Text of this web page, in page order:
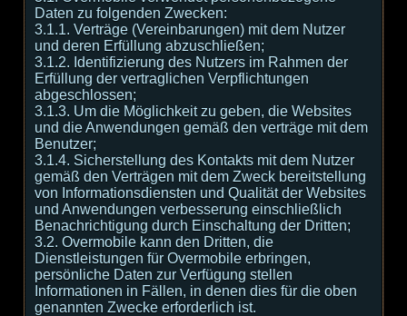
Daten zu folgenden Zwecken:
3.1.1. Verträge (Vereinbarungen) mit dem Nutzer
und deren Erfüllung abzuschließen;
3.1.2. Identifizierung des Nutzers im Rahmen der
Erfüllung der vertraglichen Verpflichtungen
abgeschlossen;
3.1.3. Um die Möglichkeit zu geben, die Websites
und die Anwendungen gemäß den verträge mit dem
Benutzer;
3.1.4. Sicherstellung des Kontakts mit dem Nutzer
gemäß den Verträgen mit dem Zweck bereitstellung
von Informationsdiensten und Qualität der Websites
und Anwendungen verbesserung einschließlich
Benachrichtigung durch Einschaltung der Dritten;
3.2. Overmobile kann den Dritten, die
Dienstleistungen für Overmobile erbringen,
persönliche Daten zur Verfügung stellen
Informationen in Fällen, in denen dies für die oben
genannten Zwecke erforderlich ist.